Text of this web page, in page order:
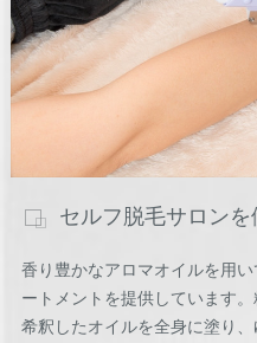
セルフ脱毛サロンを
香り豊かなアロマオイルを用
ートメントを提供しています
希釈したオイルを全身に塗り